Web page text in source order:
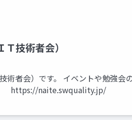
技術者会）
術者会）です。 イベントや勉強
https://naite.swquality.jp/